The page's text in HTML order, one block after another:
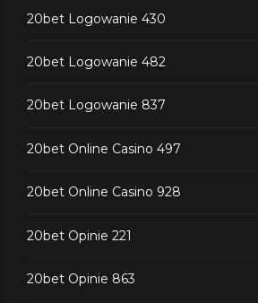
20bet Logowanie 430
20bet Logowanie 482
20bet Logowanie 837
20bet Online Casino 497
20bet Online Casino 928
20bet Opinie 221
20bet Opinie 863